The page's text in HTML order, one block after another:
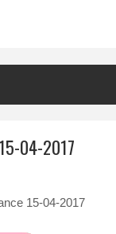
15-04-2017
15-04-2017